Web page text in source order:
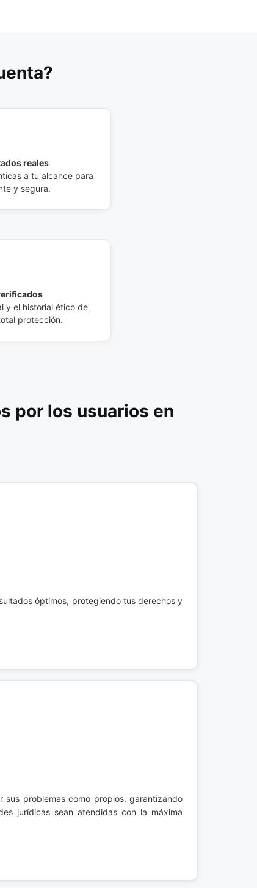
reales
a tu alcance para
y segura.
y el historial ético de
protección.
por los usuarios en
óptimos, protegiendo tus derechos y
sus problemas como propios, garantizando
jurídicas sean atendidas con la máxima